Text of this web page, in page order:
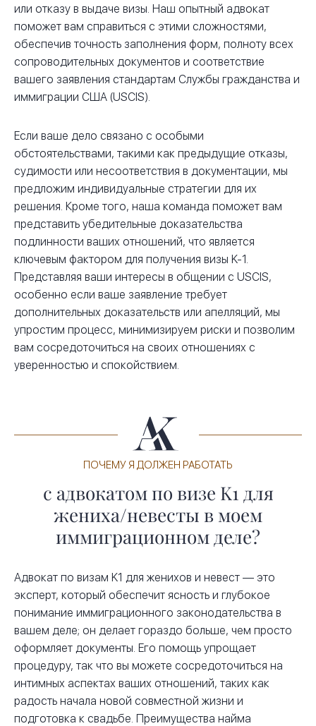
или отказу в выдаче визы. Наш опытный адвокат
поможет вам справиться с этими сложностями,
обеспечив точность заполнения форм, полноту всех
сопроводительных документов и соответствие
вашего заявления стандартам Службы гражданства и
иммиграции США (USCIS).
Если ваше дело связано с особыми
обстоятельствами, такими как предыдущие отказы,
судимости или несоответствия в документации, мы
предложим индивидуальные стратегии для их
решения. Кроме того, наша команда поможет вам
представить убедительные доказательства
подлинности ваших отношений, что является
ключевым фактором для получения визы K-1.
Представляя ваши интересы в общении с USCIS,
особенно если ваше заявление требует
дополнительных доказательств или апелляций, мы
упростим процесс, минимизируем риски и позволим
вам сосредоточиться на своих отношениях с
уверенностью и спокойствием.
ПОЧЕМУ Я ДОЛЖЕН РАБОТАТЬ
с адвокатом по визе K1 для
жениха/невесты в моем
иммиграционном деле?
Адвокат по визам K1 для женихов и невест — это
эксперт, который обеспечит ясность и глубокое
понимание иммиграционного законодательства в
вашем деле; он делает гораздо больше, чем просто
оформляет документы. Его помощь упрощает
процедуру, так что вы можете сосредоточиться на
интимных аспектах ваших отношений, таких как
радость начала новой совместной жизни и
подготовка к свадьбе. Преимущества найма